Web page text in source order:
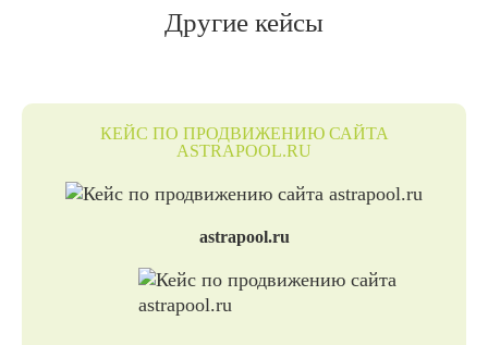
Другие кейсы
КЕЙС ПО ПРОДВИЖЕНИЮ САЙТА
ASTRAPOOL.RU
astrapool.ru